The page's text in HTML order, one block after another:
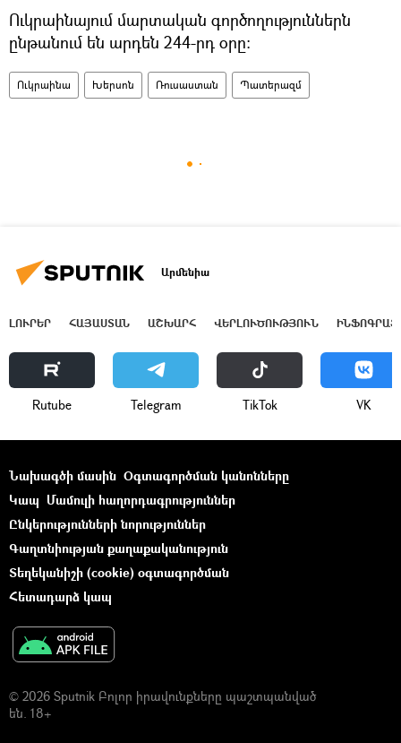
Ուկրաինայում մարտական գործողություններն
ընթանում են արդեն 244-րդ օրը։
Ուկրաինա Խերսոն Ռուսաստան Պատերազմ
Արմենիա
ԼՈՒՐԵՐ ՀԱՅԱՍՏԱՆ ԱՇԽԱՐՀ ՎԵՐԼՈՒԾՈՒԹՅՈՒՆ
Rutube Telegram ТikТоk VK
Նախագծի մասին Օգտագործման կանոնները
Կապ Մամուլի հաղորդագրություններ
Ընկերությունների նորություններ
Գաղտնիության քաղաքականություն
Տեղեկանիշի (cookie) օգտագործման
Հետադարձ կապ
© 2026 Sputnik Բոլոր իրավունքները պաշտպանված
են. 18+